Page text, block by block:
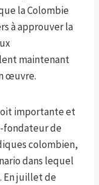
la Colombie
à approuver la
maintenant
œuvre.
importante et
fondateur de
colombien,
dans lequel
En juillet de